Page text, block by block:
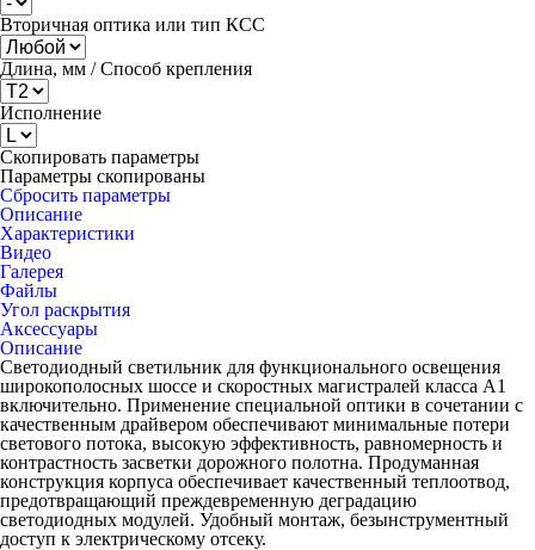
Вторичная оптика или тип КСС
Длина, мм / Способ крепления
Исполнение
Скопировать параметры
Параметры скопированы
Сбросить параметры
Описание
Характеристики
Видео
Галерея
Файлы
Угол раскрытия
Аксессуары
Описание
Светодиодный светильник для функционального освещения
широкополосных шоссе и скоростных магистралей класса А1
включительно. Применение специальной оптики в сочетании с
качественным драйвером обеспечивают минимальные потери
светового потока, высокую эффективность, равномерность и
контрастность засветки дорожного полотна. Продуманная
конструкция корпуса обеспечивает качественный теплоотвод,
предотвращающий преждевременную деградацию
светодиодных модулей. Удобный монтаж, безынструментный
доступ к электрическому отсеку.